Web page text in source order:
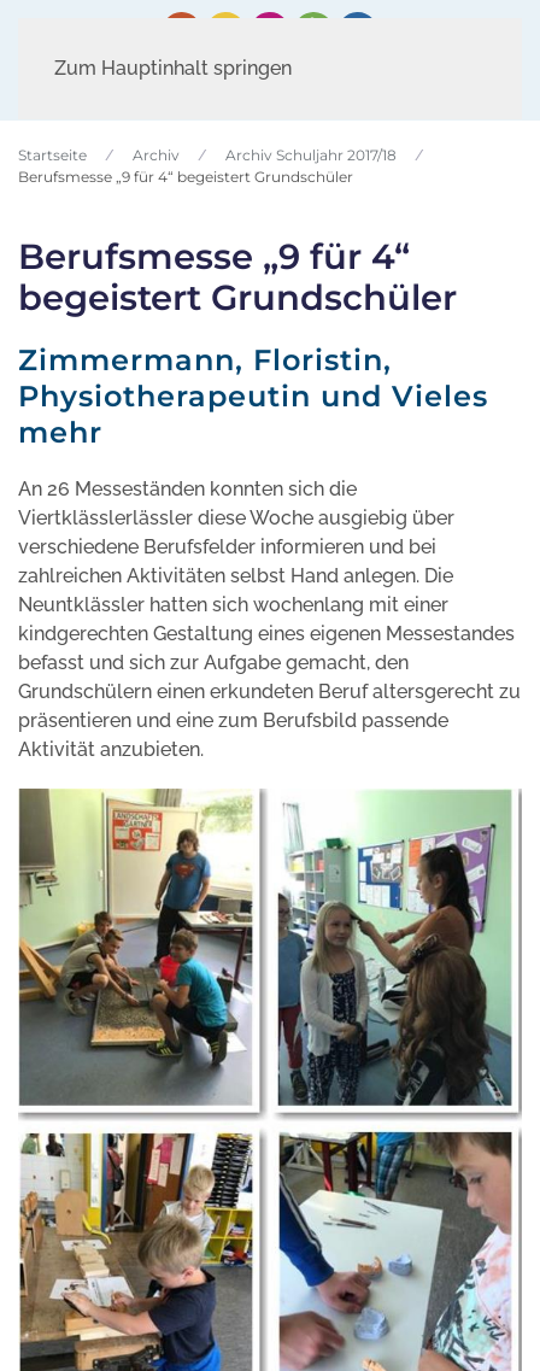
Zum Hauptinhalt springen
Startseite Archiv
Archiv Schuljahr 2017/18
Berufsmesse „9 für 4“ begeistert Grundschüler
Berufsmesse „9 für 4“
begeistert Grundschüler
Zimmermann, Floristin,
Physiotherapeutin und Vieles
mehr
An 26 Messeständen konnten sich die
Viertklässlerlässler diese Woche ausgiebig über
verschiedene Berufsfelder informieren und bei
zahlreichen Aktivitäten selbst Hand anlegen. Die
Neuntklässler hatten sich wochenlang mit einer
kindgerechten Gestaltung eines eigenen Messestandes
befasst und sich zur Aufgabe gemacht, den
Grundschülern einen erkundeten Beruf altersgerecht zu
präsentieren und eine zum Berufsbild passende
Aktivität anzubieten.